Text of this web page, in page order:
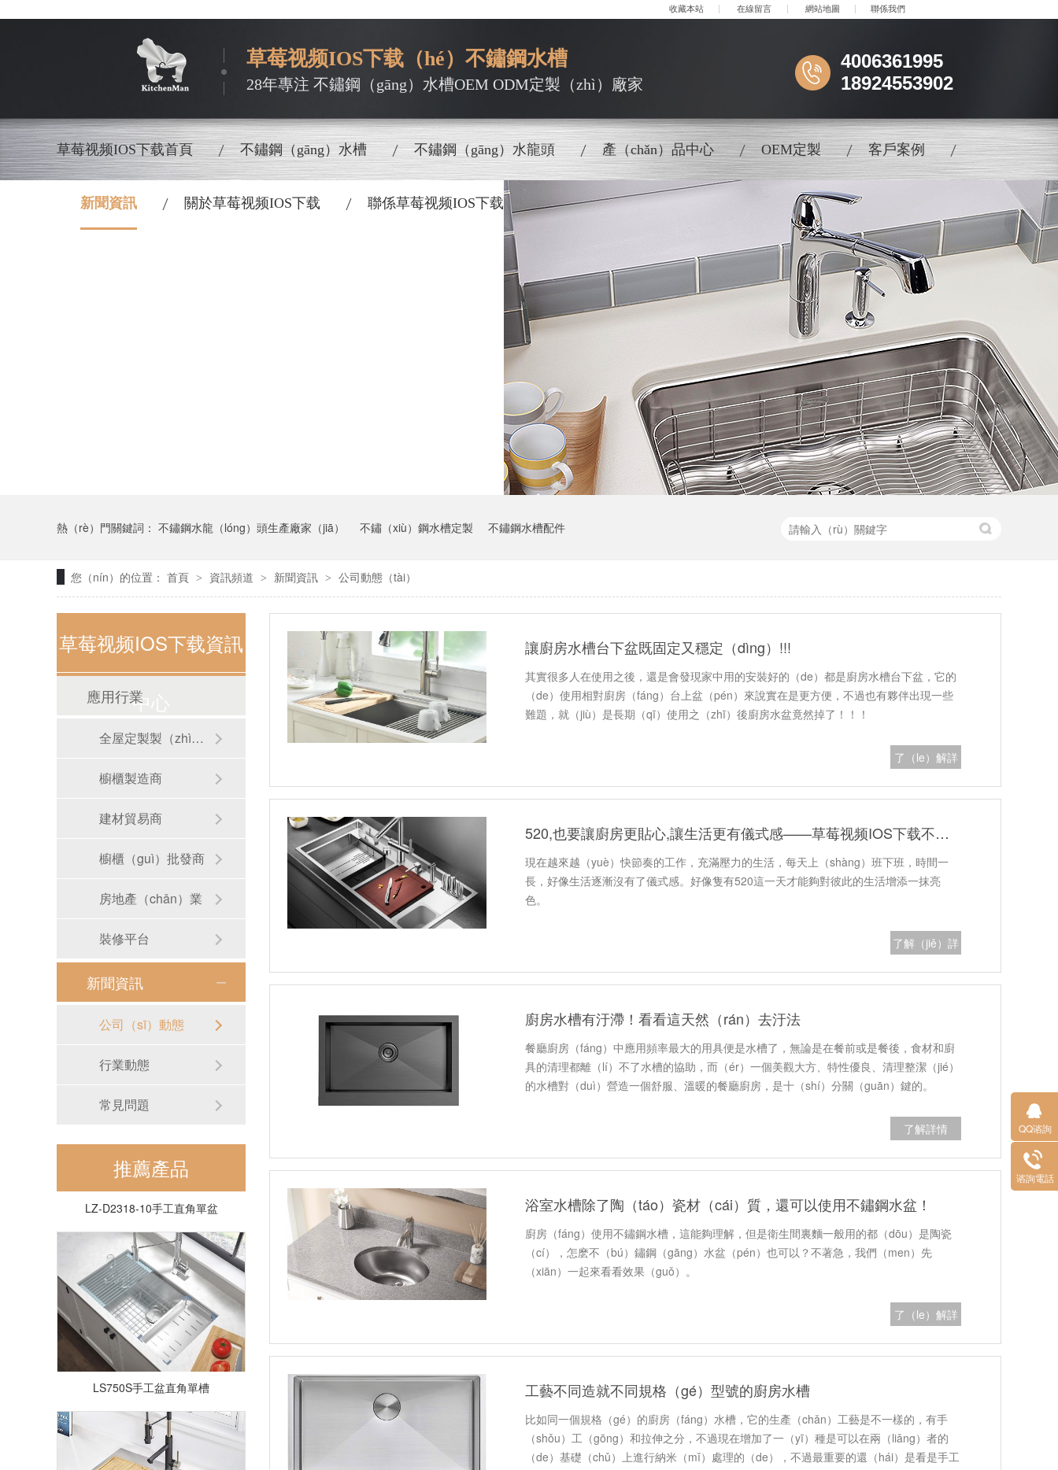
收藏本站 在線留言 網站地圖 聯係我們
草莓视频IOS下载（hé）不鏽鋼水槽
28年專注 不鏽鋼（gāng）水槽OEM ODM定製（zhì）廠家
4006361995
18924553902
草莓视频IOS下载首頁 不鏽鋼（gāng）水槽 不鏽鋼（gāng）水龍頭 產（chǎn）品中心 OEM定製 客戶案例
新聞資訊 關於草莓视频IOS下载 聯係草莓视频IOS下载
熱（rè）門關鍵詞： 不鏽鋼水龍（lóng）頭生產廠家（jiā） 不鏽（xiù）鋼水槽定製 不鏽鋼水槽配件
您（nín）的位置： 首頁 > 資訊頻道 > 新聞資訊 > 公司動態（tài）
讓廚房水槽台下盆既固定又穩定（dìng）!!!
其實很多人在使用之後，還是會發現家中用的安裝好的（de）都是廚房水槽台下盆，它的
（de）使用相對廚房（fáng）台上盆（pén）來說實在是更方便，不過也有夥伴出現一些
難題，就（jiù）是長期（qī）使用之（zhī）後廚房水盆竟然掉了！！！
了（le）解詳
520,也要讓廚房更貼心,讓生活更有儀式感——草莓视频IOS下载不鏽鋼水槽批發廠家
現在越來越（yuè）快節奏的工作，充滿壓力的生活，每天上（shàng）班下班，時間一
長，好像生活逐漸沒有了儀式感。好像隻有520這一天才能夠對彼此的生活增添一抹亮
色。
了解（jiě）詳
廚房水槽有汙滯！看看這天然（rán）去汙法
餐廳廚房（fáng）中應用頻率最大的用具便是水槽了，無論是在餐前或是餐後，食材和廚
具的清理都離（lí）不了水槽的協助，而（ér）一個美觀大方、特性優良、清理整潔（jié）
的水槽對（duì）營造一個舒服、溫暖的餐廳廚房，是十（shí）分關（guān）鍵的。
了解詳情
浴室水槽除了陶（táo）瓷材（cái）質，還可以使用不鏽鋼水盆！
廚房（fáng）使用不鏽鋼水槽，這能夠理解，但是衛生間裏麵一般用的都（dōu）是陶瓷
（cí），怎麽不（bú）鏽鋼（gāng）水盆（pén）也可以？不著急，我們（men）先
（xiān）一起來看看效果（guǒ）。
了（le）解詳
工藝不同造就不同規格（gé）型號的廚房水槽
比如同一個規格（gé）的廚房（fáng）水槽，它的生產（chǎn）工藝是不一樣的，有手
（shǒu）工（gōng）和拉伸之分，不過現在增加了一（yī）種是可以在兩（liǎng）者的
（de）基礎（chǔ）上進行納米（mǐ）處理的（de），不過最重要的還（hái）是看是手工
草莓视频IOS下载資訊
中心
應用行業
全屋定製製（zhì）造商
櫥櫃製造商
建材貿易商
櫥櫃（guì）批發商
房地產（chǎn）業
裝修平台
新聞資訊
公司（sī）動態
行業動態
常見問題
推薦產品
RB-S01手工圓形洗手盆
LZ-D2318-10手工直角單盆
LS750S手工盆直角單槽
QQ谘詢
（xún）
谘詢電話